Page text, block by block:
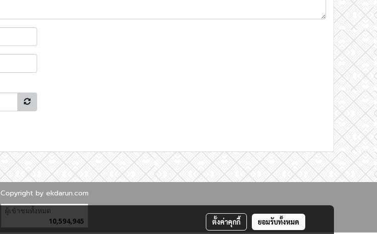
Copyright by ekdarun.com
ผู้เข้าชมทั้งหมด
10,594,945
ตั้งค่าคุกกี้ ยอมรับทั้งหมด